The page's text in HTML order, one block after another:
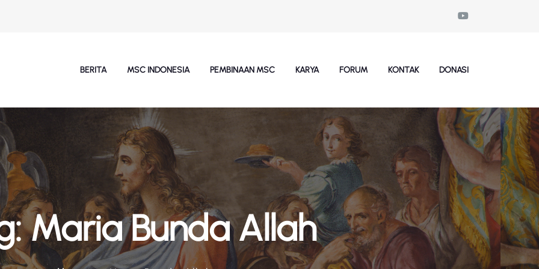
BERITA MSC INDONESIA PEMBINAAN MSC KARYA FORUM KONTAK DONASI
Maria Bunda Allah